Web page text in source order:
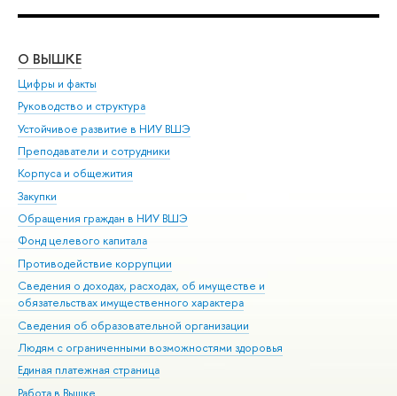
О ВЫШКЕ
Цифры и факты
Руководство и структура
Устойчивое развитие в НИУ ВШЭ
Преподаватели и сотрудники
Корпуса и общежития
Закупки
Обращения граждан в НИУ ВШЭ
Фонд целевого капитала
Противодействие коррупции
Сведения о доходах, расходах, об имуществе и
обязательствах имущественного характера
Сведения об образовательной организации
Людям с ограниченными возможностями здоровья
Единая платежная страница
Работа в Вышке